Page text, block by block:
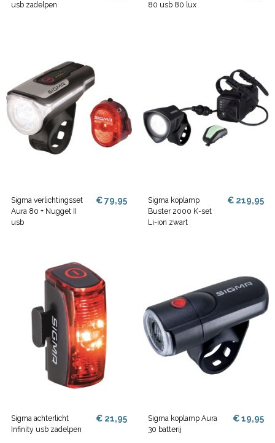
usb zadelpen
80 usb 80 lux
Sigma verlichtingsset
Aura 80 + Nugget II
usb
€ 79,95
Sigma koplamp
Buster 2000 K-set
Li-ion zwart
€ 219,95
Sigma achterlicht
Infinity usb zadelpen
€ 21,95
Sigma koplamp Aura
30 batterij
€ 19,95